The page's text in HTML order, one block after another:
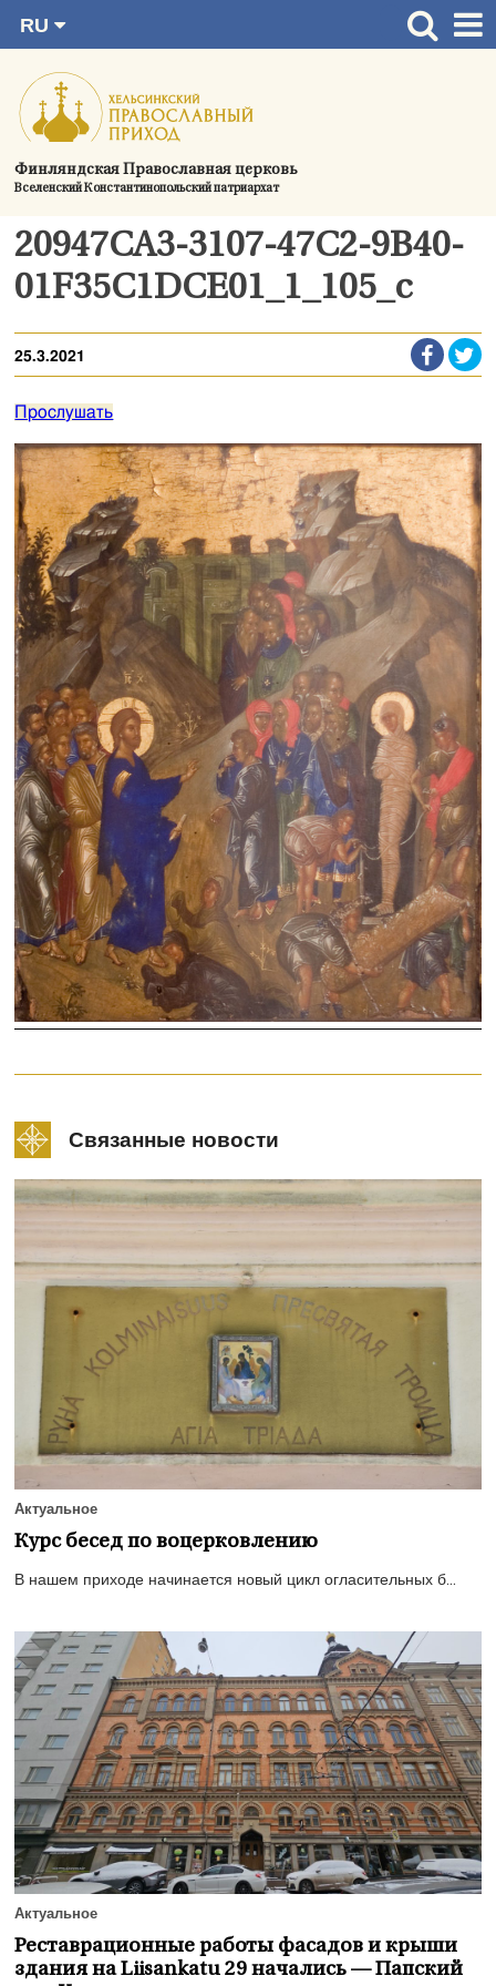
содержимому
Финляндская Православная церковь
Вселенский Константинопольский патриархат
RU
SV
EN
UA
Главная страница
Актуальное
Україна
О приходе
Контактная информация
20947CA3-3107-47C2-9B40-
01F35C1DCE01_1_105_c
25.3.2021
Прослушать
Связанные новости
Актуальное
Курс бесед по воцерковлению
В нашем приходе начинается новый цикл огласительных б...
Актуальное
Реставрационные работы фасадов и крыши
здания на Liisankatu 29 начались — Папский